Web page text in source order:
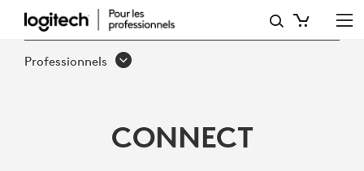
LOGITECH
CONFERENCECAM
Professionnels
CONNECT